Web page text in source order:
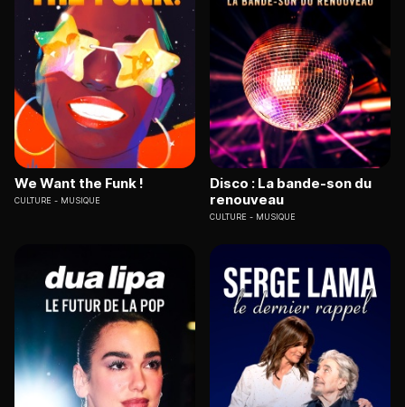
We Want the Funk !
CULTURE MUSIQUE
Disco : La bande-son du
renouveau
CULTURE MUSIQUE